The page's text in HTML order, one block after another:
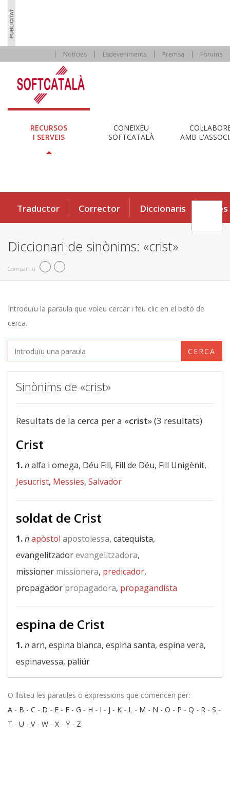
Notícies Esdeveniments Premsa Fòrums
RECURSOS
I SERVEIS
CONEIXEU
SOFTCATALÀ
AMB
Traductor Corrector Diccionaris Eines
Diccionari de sinònims: «crist»
Compartiu
Introduïu la paraula que voleu cercar i feu clic en el botó de
cerca.
CERCA
Sinònims de «crist»
Resultats de la cerca per a «crist» (3 resultats)
Crist
1.nalfa i omega, Déu Fill, Fill de Déu, Fill Unigènit,
Jesucrist, Messies, Salvador
soldat de Crist
1.napòstol apostolessa, catequista,
evangelitzadorevangelitzadora,
missioner missionera, predicador,
propagador propagadora, propagandista
espina de Crist
1.narn, espina blanca, espina santa, espina vera,
espinavessa, paliür
O llisteu les paraules o expressions que comencen per:
A - B - C - D - E - F - G - H - I - J - K - L - M - N - O - P - Q - R - S -
T - U - V- W - X - Y - Z